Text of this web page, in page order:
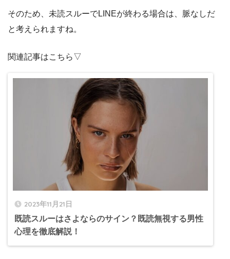
そのため、未読スルーでLINEが終わる場合は、脈なしだ
と考えられますね。
関連記事はこちら▽
2023年11月21日
既読スルーはさよならのサイン？既読無視する男性
心理を徹底解説！